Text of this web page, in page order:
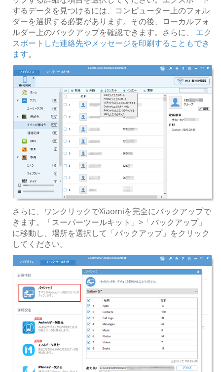
するデータを見つけるには、コンピューター上のフォル
ダーを選択する必要があります。その後、ローカルフォ
ルダー上のバックアップを確認できます。さらに、 エク
スポートした連絡先やメッセージを印刷することもでき
ます。
さらに、ワンクリックでXiaomiを完全にバックアップで
きます。「スーパーツールキット」>「バックアップ」
に移動し、場所を選択して「バックアップ」をクリック
してください。